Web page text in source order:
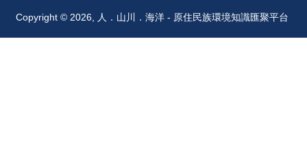
Copyright © 2026, 人．山川．海洋 - 原住民族環境知識匯聚平台